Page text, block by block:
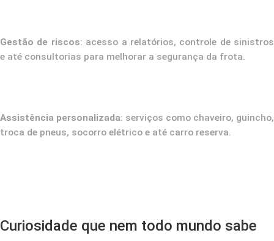
Gestão de riscos: acesso a relatórios, controle de sinistros
e até consultorias para melhorar a segurança da frota.
Assistência personalizada: serviços como chaveiro, guincho,
troca de pneus, socorro elétrico e até carro reserva.
Curiosidade que nem todo mundo sabe